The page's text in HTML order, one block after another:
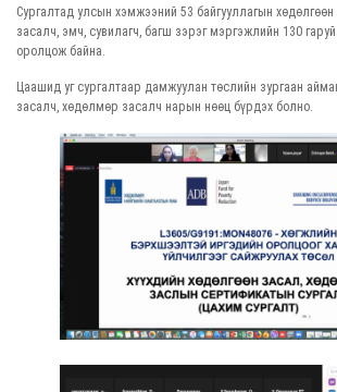
Сургалтад улсын хэмжээний 53 байгууллагын
засалч, эмч, сувилагч, багш зэрэг мэргэжлийн 130 гаруй
оролцож байна.
Цаашид уг сургалтаар дамжуулан төслийн зургаан
засалч, хөдөлмөр засалч нарын нөөц бүрдэх болно.